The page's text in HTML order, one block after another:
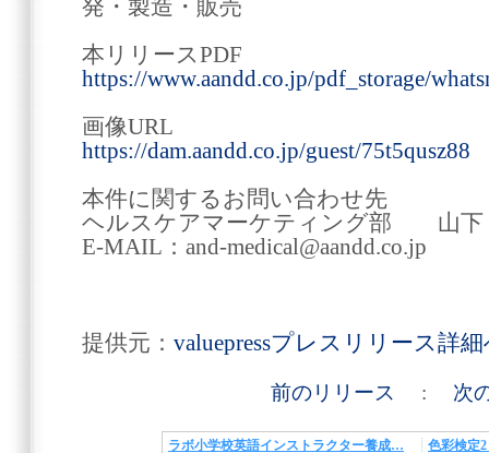
発・製造・販売
本リリースPDF
https://www.aandd.co.jp/pdf_storage/
画像URL
https://dam.aandd.co.jp/guest/75t5qusz88
本件に関するお問い合わせ先
ヘルスケアマーケティング部 山下
E-MAIL：and-medical@aandd.co.jp
提供元： valuepressプレスリリース詳
前のリリース : 次